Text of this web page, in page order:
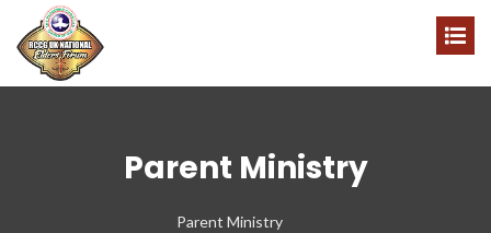
Parent Ministry
Parent Ministry